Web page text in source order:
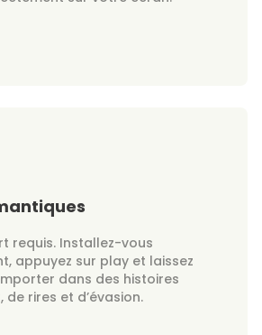
requis. Installez-vous
appuyez sur play et laissez
dans des histoires
de rires et d’évasion.